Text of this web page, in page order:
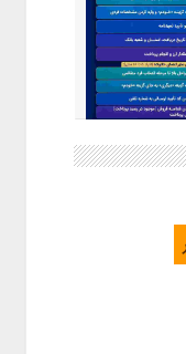
راهنمای خرید ارز
اپلیکیشن بله